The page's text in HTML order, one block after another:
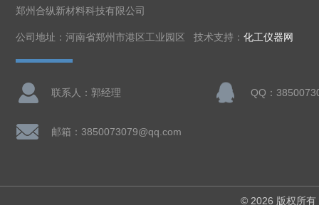
郑州合纵新材料科技有限公司
公司地址：河南省郑州市港区工业园区 技术支持： 化工仪器网
联系人：郭经理 QQ：
邮箱：3850073079@qq.com
© 2026 版权所